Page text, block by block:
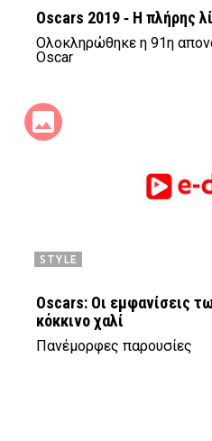
Oscars 2019 ‑ Η πλήρης
Ολοκληρώθηκε η 91η
Oscar
STYLE
Oscars: Οι εμφανίσεις
κόκκινο χαλί
Πανέμορφες παρουσίες